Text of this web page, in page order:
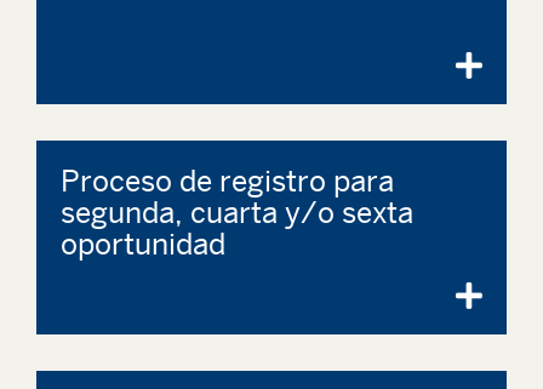
Proceso de registro para
segunda, cuarta y/o sexta
oportunidad